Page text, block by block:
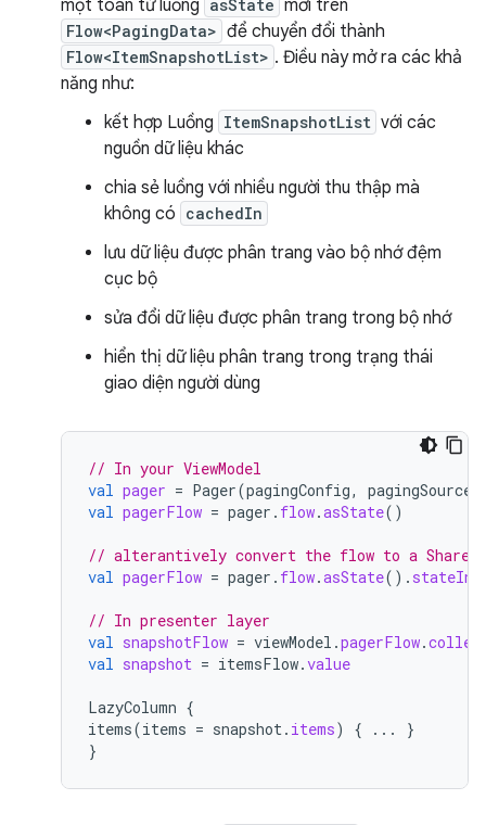
một toán tử luồng asState mới trên
Flow<PagingData> để chuyển đổi thành
Flow<ItemSnapshotList> . Điều này mở ra các khả
năng như:
kết hợp Luồng ItemSnapshotList với các
nguồn dữ liệu khác
chia sẻ luồng với nhiều người thu thập mà
không có cachedIn
lưu dữ liệu được phân trang vào bộ nhớ đệm
cục bộ
sửa đổi dữ liệu được phân trang trong bộ nhớ
hiển thị dữ liệu phân trang trong trạng thái
giao diện người dùng
// In your ViewModel
val pager = Pager(pagingConfig,
val pagerFlow = pager . flow.asState()
// alterantively convert the flow to a
val pagerFlow = pager . flow.asState(). stateIn
// In presenter layer
val snapshotFlow = viewModel .pagerFlow.
val snapshot = itemsFlow.value
LazyColumn {
items(items = snapshot. items) { ...
}
}